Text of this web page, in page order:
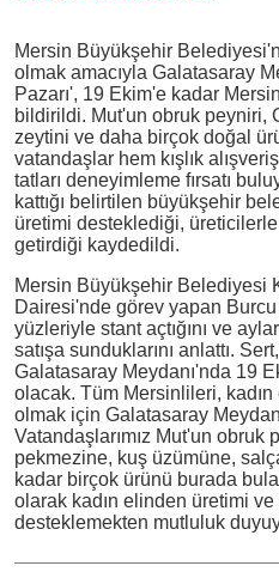
Mersin Büyükşehir
olmak amacıyla Galatasaray
Pazarı', 19 Ekim'e kadar
bildirildi. Mut'un obruk peyniri,
zeytini ve daha birçok doğal
vatandaşlar hem kışlık
tatları deneyimleme fırsatı
kattığı belirtilen büyükşehir
üretimi desteklediği,
getirdiği kaydedildi.
Mersin Büyükşehir Belediyesi
Dairesi'nde görev yapan
yüzleriyle stant açtığını ve
satışa sunduklarını anlattı.
Galatasaray Meydanı'nda 19
olacak. Tüm Mersinlileri,
olmak için Galatasaray
Vatandaşlarımız Mut'un obruk
pekmezine, kuş üzümüne,
kadar birçok ürünü burada
olarak kadın elinden üretimi ve
desteklemekten mutluluk